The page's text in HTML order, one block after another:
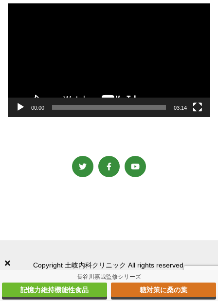
00:00 03:14
Copyright 土岐内科クリニック All rights reserved.
長谷川嘉哉監修シリーズ
記憶力維持機能性食品 糖対策に桑の葉